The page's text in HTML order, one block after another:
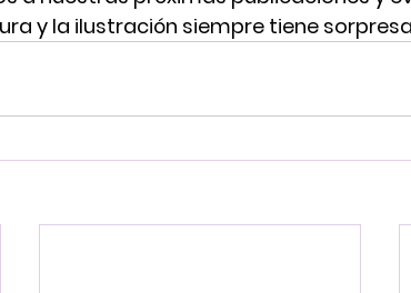
y la ilustración siempre tiene